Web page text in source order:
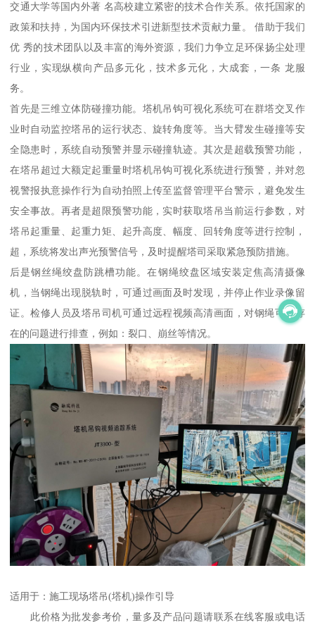
交通大学等国内外著 名高校建立紧密的技术合作关系。依托国家的
政策和扶持，为国内环保技术引进新型技术贡献力量。 借助于我们
优 秀的技术团队以及丰富的海外资源，我们力争立足环保扬尘处理
行业，实现纵横向产品多元化，技术多元化，大成套，一条 龙服
务。
首先是三维立体防碰撞功能。塔机吊钩可视化系统可在群塔交叉作
业时自动监控塔吊的运行状态、旋转角度等。当大臂发生碰撞等安
全隐患时，系统自动预警并显示碰撞轨迹。其次是超载预警功能，
在塔吊超过大额定起重量时塔机吊钩可视化系统进行预警，并对忽
视警报执意操作行为自动拍照上传至监督管理平台警示，避免发生
安全事故。再者是超限预警功能，实时获取塔吊当前运行参数，对
塔吊起重量、起重力矩、起升高度、幅度、回转角度等进行控制，
超，系统将发出声光预警信号，及时提醒塔司采取紧急预防措施。
后是钢丝绳绞盘防跳槽功能。在钢绳绞盘区域安装定焦高清摄像
机，当钢绳出现脱轨时，可通过画面及时发现，并停止作业录像留
证。检修人员及塔吊司机可通过远程视频高清画面，对钢绳可能存
在的问题进行排查，例如：裂口、崩丝等情况。
适用于：施工现场塔吊(塔机)操作引导
此价格为批发参考价，量多及产品问题请联系在线客服或电话